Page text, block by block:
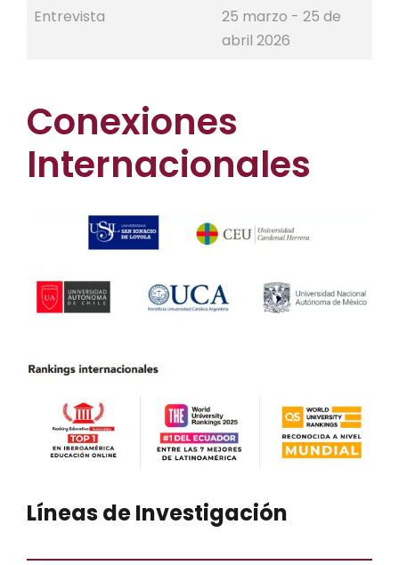
Entrevista
25 marzo - 25 de
abril 2026
Conexiones
Internacionales
Líneas de Investigación